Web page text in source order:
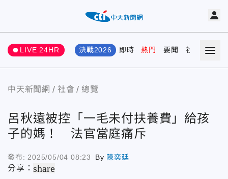
LIVE 24HR 決戰2026 即時 熱門 要聞 社會 娛樂
中天新聞網 社會 總覽
呂秋遠被控「一毛未付扶養費」給孩
子的媽！ 法官當庭痛斥
發布: 2025/05/04 08:23 By 陳奕廷
分享：share